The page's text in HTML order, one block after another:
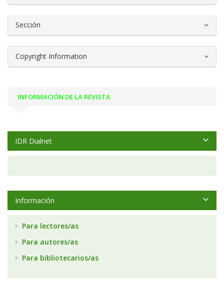
Sección
Copyright Information
INFORMACIÓN DE LA REVISTA
IDR Dialnet
Información
Para lectores/as
Para autores/as
Para bibliotecarios/as